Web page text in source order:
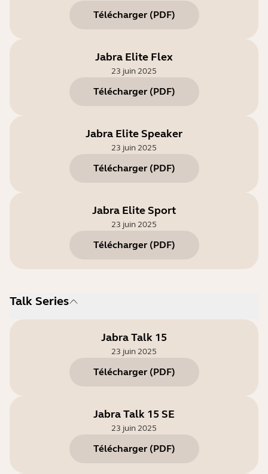
Télécharger (PDF)
Jabra Elite Flex
23 juin 2025
Télécharger (PDF)
Jabra Elite Speaker
23 juin 2025
Télécharger (PDF)
Jabra Elite Sport
23 juin 2025
Télécharger (PDF)
Talk Series
Jabra Talk 15
23 juin 2025
Télécharger (PDF)
Jabra Talk 15 SE
23 juin 2025
Télécharger (PDF)